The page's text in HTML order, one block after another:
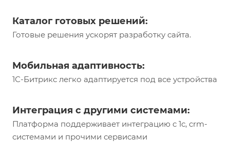
Каталог готовых решений:
Готовые решения ускорят разработку сайта.
Мобильная адаптивность:
1С-Битрикс легко адаптируется под все устройства
Интеграция с другими системами:
Платформа поддерживает интеграцию с 1с, crm-
системами и прочими сервисами